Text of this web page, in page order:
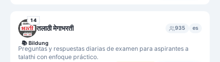
14
तलाठी मेगाभरती 935 es
Preguntas y respuestas diarias de examen para aspirantes a
talathi con enfoque práctico.
📚 Bildung